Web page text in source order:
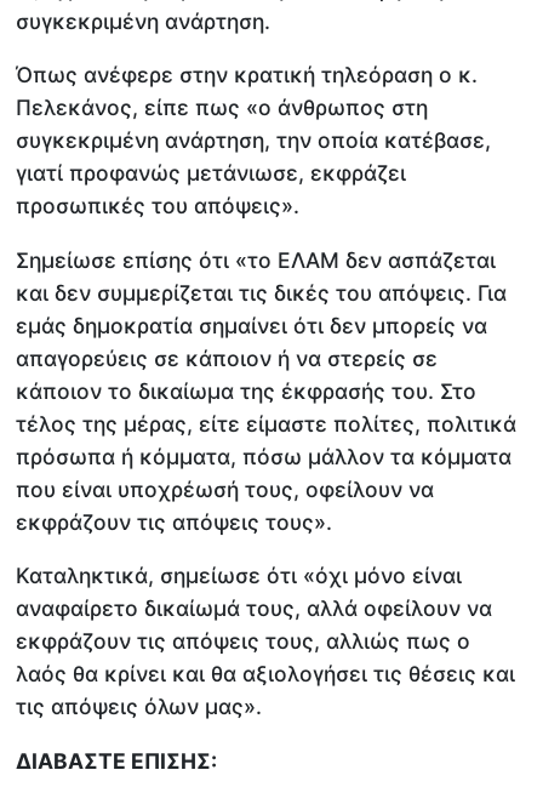
συγκεκριμένη ανάρτηση.
Όπως ανέφερε στην κρατική τηλεόραση ο κ.
Πελεκάνος, είπε πως «ο άνθρωπος στη
συγκεκριμένη ανάρτηση, την οποία κατέβασε,
γιατί προφανώς μετάνιωσε, εκφράζει
προσωπικές του απόψεις».
Σημείωσε επίσης ότι «το ΕΛΑΜ δεν ασπάζεται
και δεν συμμερίζεται τις δικές του απόψεις. Για
εμάς δημοκρατία σημαίνει ότι δεν μπορείς να
απαγορεύεις σε κάποιον ή να στερείς σε
κάποιον το δικαίωμα της έκφρασής του. Στο
τέλος της μέρας, είτε είμαστε πολίτες, πολιτικά
πρόσωπα ή κόμματα, πόσω μάλλον τα κόμματα
που είναι υποχρέωσή τους, οφείλουν να
εκφράζουν τις απόψεις τους».
Καταληκτικά, σημείωσε ότι «όχι μόνο είναι
αναφαίρετο δικαίωμά τους, αλλά οφείλουν να
εκφράζουν τις απόψεις τους, αλλιώς πως ο
λαός θα κρίνει και θα αξιολογήσει τις θέσεις και
τις απόψεις όλων μας».
ΔΙΑΒΑΣΤΕ ΕΠΙΣΗΣ: